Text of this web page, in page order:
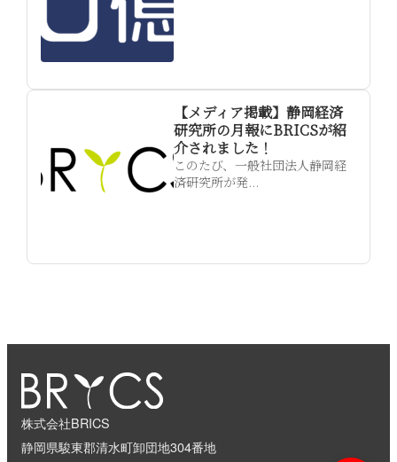
【メディア掲載】静岡経済
研究所の月報にBRICSが紹
介されました！
このたび、一般社団法人静岡経
済研究所が発...
株式会社BRICS
静岡県駿東郡清水町卸団地304番地